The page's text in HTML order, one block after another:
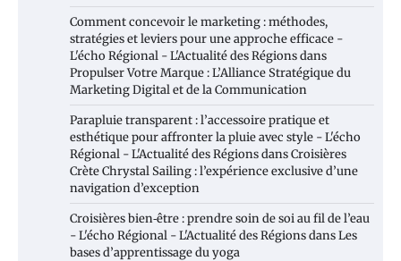
Comment concevoir le marketing : méthodes,
stratégies et leviers pour une approche efficace -
L'écho Régional - L'Actualité des Régionsdans
Propulser Votre Marque : L’Alliance Stratégique du
Marketing Digital et de la Communication
Parapluie transparent : l’accessoire pratique et
esthétique pour affronter la pluie avec style - L'écho
Régional - L'Actualité des RégionsdansCroisières
Crète Chrystal Sailing : l’expérience exclusive d’une
navigation d’exception
Croisières bien‑être : prendre soin de soi au fil de l’eau
- L'écho Régional - L'Actualité des RégionsdansLes
bases d’apprentissage du yoga